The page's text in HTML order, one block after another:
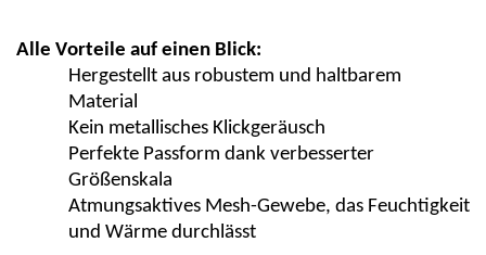
Alle Vorteile auf einen Blick:
Hergestellt aus robustem und haltbarem
Material
Kein metallisches Klickgeräusch
Perfekte Passform dank verbesserter
Größenskala
Atmungsaktives Mesh-Gewebe, das Feuchtigkeit
und Wärme durchlässt